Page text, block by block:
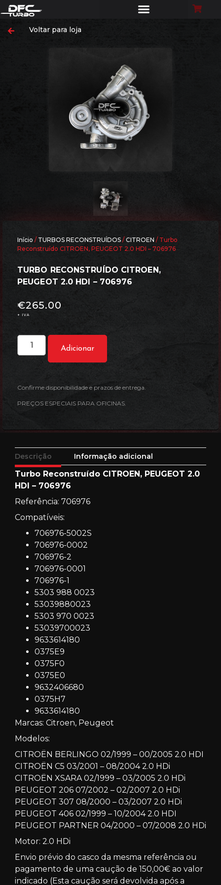
Voltar para loja
Início / TURBOS RECONSTRUÍDOS / CITROEN / Turbo
Reconstruído CITROEN, PEUGEOT 2.0 HDI – 706976
TURBO RECONSTRUÍDO CITROEN,
PEUGEOT 2.0 HDI – 706976
€265.00
+ IVA
Adicionar
Confirme disponibilidade e prazos de entrega.
PREÇOS ESPECIAIS PARA OFICINAS.
Descrição Informação adicional
Turbo Reconstruído CITROEN, PEUGEOT 2.0
HDI – 706976
Referência: 706976
Compatíveis:
706976-5002S
706976-0002
706976-2
706976-0001
706976-1
5303 988 0023
53039880023
5303 970 0023
53039700023
9633614180
0375E9
0375F0
0375E0
9632406680
0375H7
9633614180
Marcas: Citroen, Peugeot
Modelos:
CITROËN BERLINGO 02/1999 – 00/2005 2.0 HDI
CITROËN C5 03/2001 – 08/2004 2.0 HDi
CITROËN XSARA 02/1999 – 03/2005 2.0 HDi
PEUGEOT 206 07/2002 – 02/2007 2.0 HDi
PEUGEOT 307 08/2000 – 03/2007 2.0 HDi
PEUGEOT 406 02/1999 – 10/2004 2.0 HDI
PEUGEOT PARTNER 04/2000 – 07/2008 2.0 HDi
Motor: 2.0 HDi
Envio prévio do casco da mesma referência ou
pagamento de uma caução de 150,00€ ao valor
indicado (Esta caução será devolvida após a